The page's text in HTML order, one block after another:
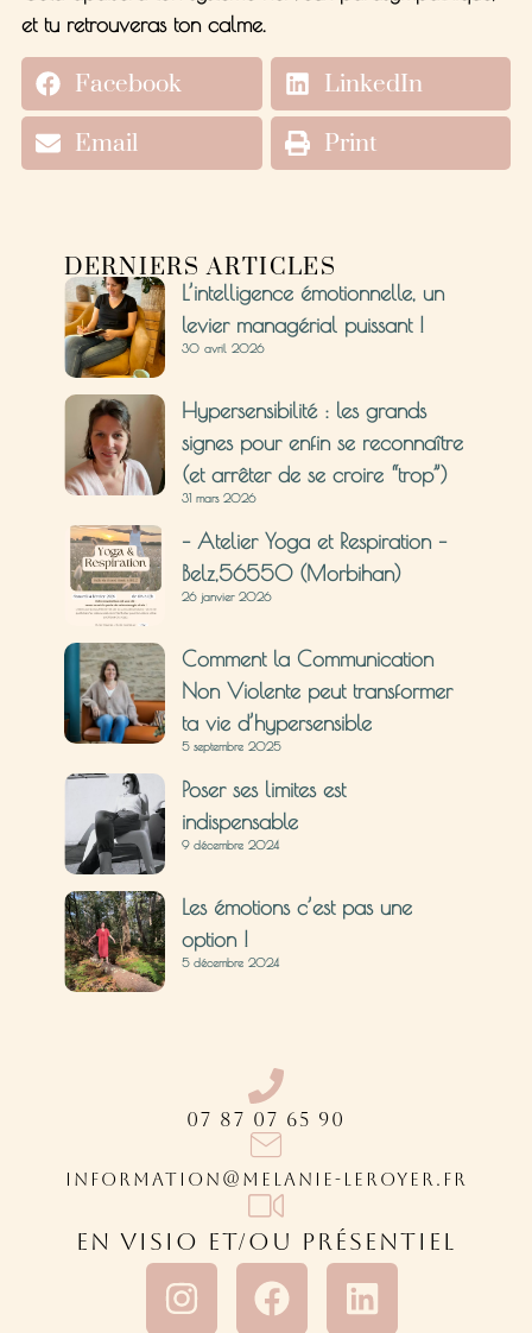
et tu retrouveras ton calme.
Facebook
LinkedIn
Email
Print
DERNIERS ARTICLES
L’intelligence émotionnelle, un
levier managérial puissant !
30 avril 2026
Hypersensibilité : les grands
signes pour enfin se reconnaître
(et arrêter de se croire “trop”)
31 mars 2026
– Atelier Yoga et Respiration –
Belz,56550 (Morbihan)
26 janvier 2026
Comment la Communication
Non Violente peut transformer
ta vie d’hypersensible
5 septembre 2025
Poser ses limites est
indispensable
9 décembre 2024
Les émotions c’est pas une
option !
5 décembre 2024
07 87 07 65 90
INFORMATION@MELANIE-LEROYER.FR
EN VISIO ET/OU PRÉSENTIEL